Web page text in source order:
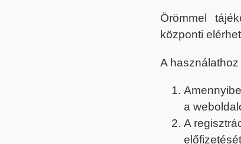
Örömmel
központi
A
a
A